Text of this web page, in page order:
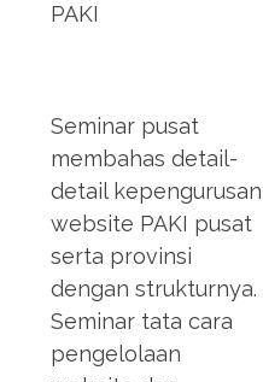
PAKI
Seminar pusat
membahas detail-
detail kepengurusan
website PAKI pusat
serta provinsi
dengan strukturnya.
Seminar tata cara
pengelolaan